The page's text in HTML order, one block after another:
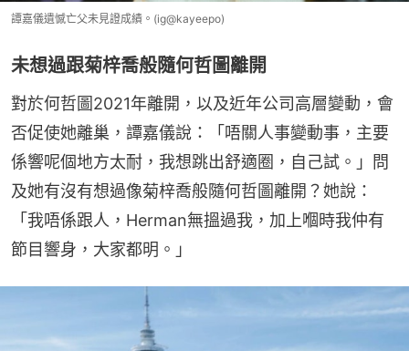
譚嘉儀遺憾亡父未見證成績。(ig@kayeepo)
未想過跟菊梓喬般隨何哲圖離開
對於何哲圖2021年離開，以及近年公司高層變動，會
否促使她離巢，譚嘉儀說：「唔關人事變動事，主要
係響呢個地方太耐，我想跳出舒適圈，自己試。」問
及她有沒有想過像菊梓喬般隨何哲圖離開？她說：
「我唔係跟人，Herman無搵過我，加上嗰時我仲有
節目響身，大家都明。」